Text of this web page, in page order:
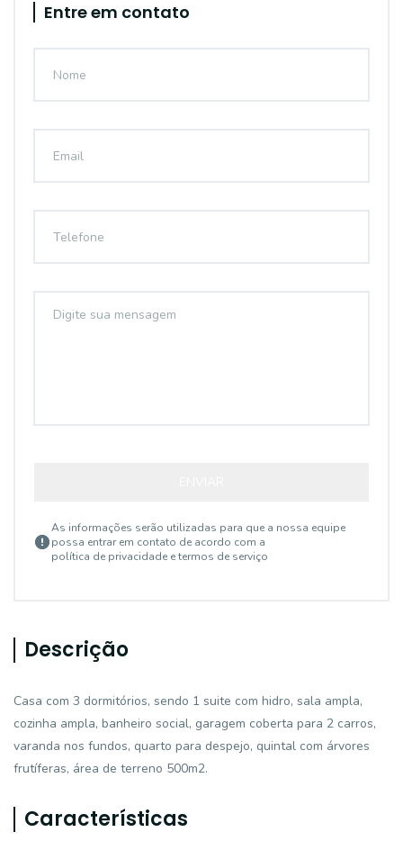
Entre em contato
As informações serão utilizadas para que a nossa equipe
possa entrar em contato de acordo com a
política de privacidade e termos de serviço
Descrição
Casa com 3 dormitórios, sendo 1 suite com hidro, sala ampla,
cozinha ampla, banheiro social, garagem coberta para 2 carros,
varanda nos fundos, quarto para despejo, quintal com árvores
frutíferas, área de terreno 500m2.
Características